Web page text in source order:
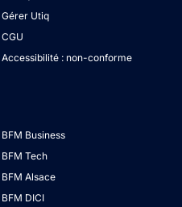
Gérer Utiq
CGU
Accessibilité : non-conforme
BFM Business
BFM Tech
BFM Alsace
BFM DICI